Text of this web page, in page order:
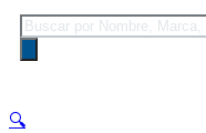
Búsqueda
de
productos
🔍